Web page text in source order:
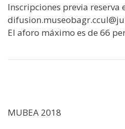
Inscripciones previa reserva
El aforo máximo es de 66
MUBEA 2018